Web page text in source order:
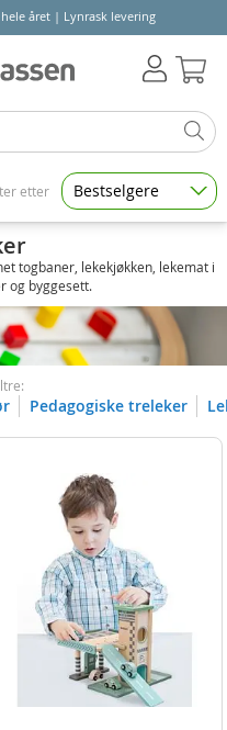
året | Lynrask levering
togbaner, lekekjøkken, lekemat i
og byggesett.
Pedagogiske treleker
etter Bestselgere